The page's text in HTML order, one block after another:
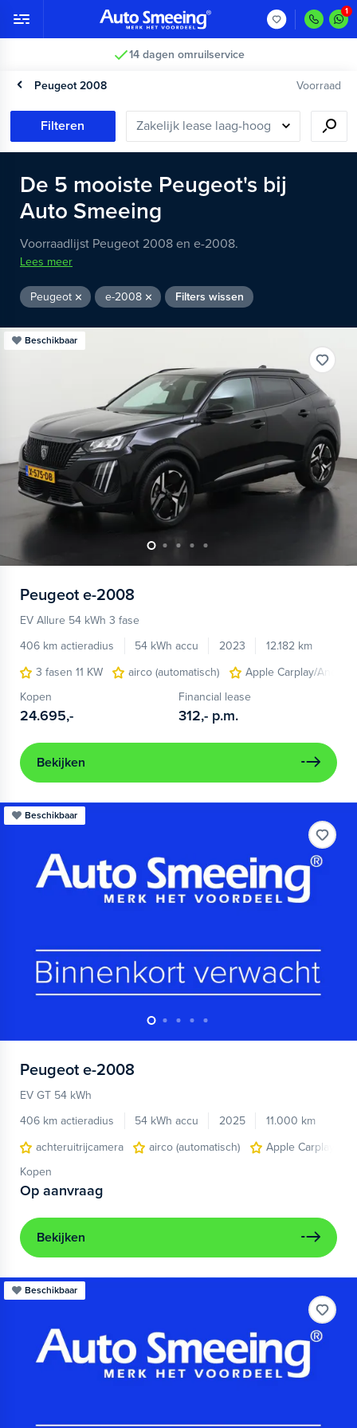
14 dagen omruilservice
Peugeot 2008 Voorraad
Filteren
De 5 mooiste Peugeot's bij
Auto Smeeing
Voorraadlijst Peugeot 2008 en e-2008.
Lees meer
Peugeot e-2008 Filters wissen
Beschikbaar
Peugeot e-2008
EV Allure 54 kWh 3 fase
406 km actieradius
54 kWh accu 2023
12.182 km
3 fasen 11 KW
airco (automatisch)
Apple Carplay/
Kopen
24.695,-
Financial lease
312,- p.m.
Bekijken
Beschikbaar
Peugeot e-2008
EV GT 54 kWh
406 km actieradius
54 kWh accu 2025
11.000 km
achteruitrijcamera
airco (automatisch)
Apple Carplay/
Kopen
Op aanvraag
Bekijken
Beschikbaar